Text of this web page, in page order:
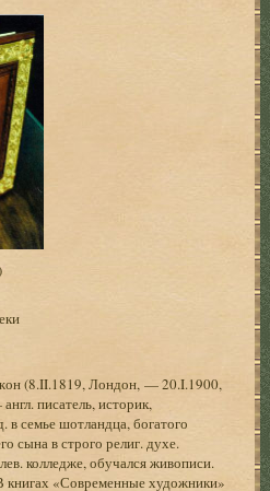
(8.II.1819, Лондон, — 20.I.1900,
писатель, историк,
в семье шотландца, богатого
сына в строго религ. духе.
колледже, обучался живописи.
«Современные художники»